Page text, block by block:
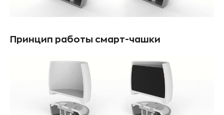
Принцип работы смарт-чашки